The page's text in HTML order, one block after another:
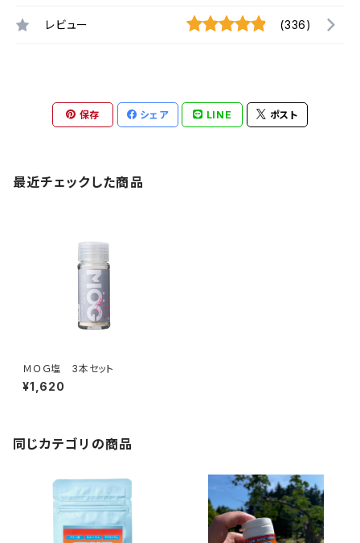
レビュー (336)
保存 シェア LINE ポスト
最近チェックした商品
ＭＯＧ塩 3本セット
¥1,620
同じカテゴリの商品